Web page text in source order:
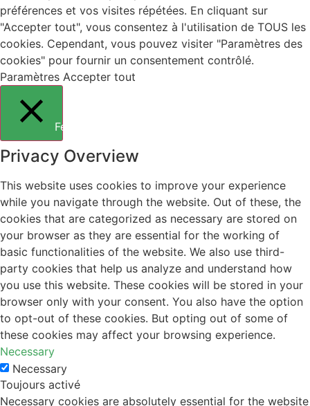
préférences et vos visites répétées. En cliquant sur
"Accepter tout", vous consentez à l'utilisation de TOUS les
cookies. Cependant, vous pouvez visiter "Paramètres des
cookies" pour fournir un consentement contrôlé.
Paramètres Accepter tout
Fermer
Privacy Overview
This website uses cookies to improve your experience
while you navigate through the website. Out of these, the
cookies that are categorized as necessary are stored on
your browser as they are essential for the working of
basic functionalities of the website. We also use third-
party cookies that help us analyze and understand how
you use this website. These cookies will be stored in your
browser only with your consent. You also have the option
to opt-out of these cookies. But opting out of some of
these cookies may affect your browsing experience.
Necessary
Necessary
Toujours activé
Necessary cookies are absolutely essential for the website